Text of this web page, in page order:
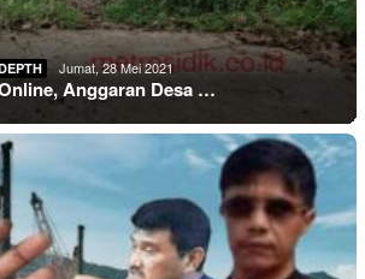
Jumat, 28 Mei 2021
Anggaran Desa …